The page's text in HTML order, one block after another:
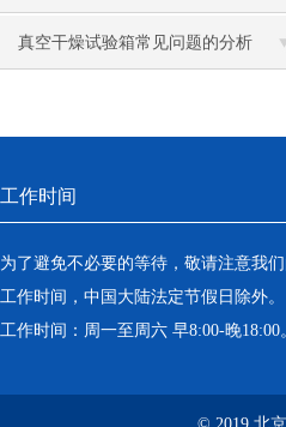
项一定要牢记
真空干燥试验箱常见问题的分析
工作时间
为了避免不必要的等待，敬请注意我
工作时间，中国大陆法定节假日除外。
工作时间：周一至周六 早8:00-晚18:00